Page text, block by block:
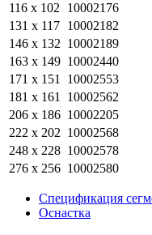
116 х 102
10002176
131 х 117 10002182
146 х 132 10002189
163 х 149 10002440
171 х 151
10002553
181 х 161
10002562
206 х 186 10002205
222 х 202 10002568
248 х 228 10002578
276 х 256 10002580
Спецификация
Оснастка